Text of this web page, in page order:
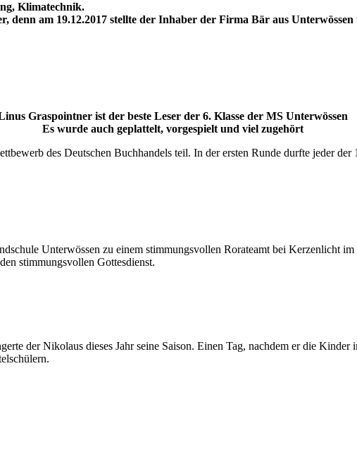
Klimatechnik.
denn am 19.12.2017 stellte der Inhaber der Firma Bär aus
Graspointner ist der beste Leser der 6. Klasse der MS Unterwössen
Es wurde auch geplattelt, vorgespielt und viel zugehört
des Deutschen Buchhandels teil. In der ersten Runde durfte jeder
Unterwössen zu einem stimmungsvollen Rorateamt bei Kerzenlicht
stimmungsvollen Gottesdienst.
der Nikolaus dieses Jahr seine Saison. Einen Tag, nachdem er die